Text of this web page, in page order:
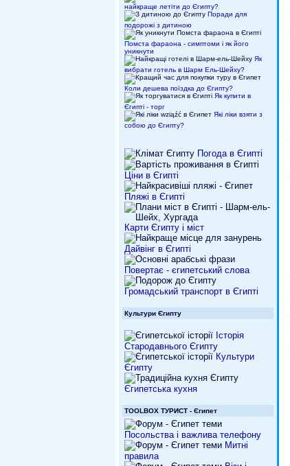
найкраще летіти до Єгипту?
Поради для
подорожі з дитиною
Помста фараона - симптоми і як його
уникнути
Як
вибрати готель в Шарм Ель-Шейху?
Коли дешева поїздка до Єгипту?
Як купити в
Єгипті - торг
Які ліки взяти з
собою до Єгипту?
Погода в Єгипті
Ціни в Єгипті
Пляжі в Єгипті
Карти Єгипту і міст
Дайвінг в Єгипті
Повертає - єгипетський слова
Громадський транспорт в Єгипті
Культури Єгипту
Історія
Стародавнього Єгипту
Культури
Єгипту
Єгипетська кухня
TOOLBOX ТУРИСТ - Єгипет
Посольства і важлива телефону
Митні
правила